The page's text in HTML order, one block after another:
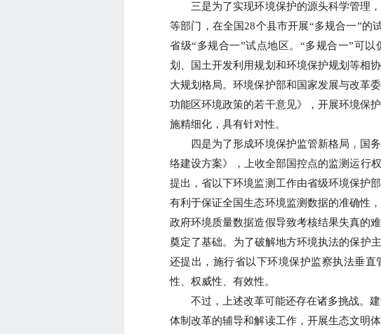
三是为了实现环境保护的源头科学管理，
等部门，在全国28个县市开展“多规合一”的
省级“多规合一”试点地区。“多规合一”可
划、国土开发利用规划和环境保护规划等相
大规划格局。环境保护部和国家发展与改革
功能区环境政策的若干意见》，开展环境保
施精细化，具有针对性。
四是为了形成环境保护监管新格局，国务
络建设方案》，上收全部国控点的监测运行
提出，省以下环境监测工作由省级环境保护
有利于保证全国生态环境监测数据的准确性
政府环境质量数据造假导致考核结果失真的
奠定了基础。为了破解地方环境执法的保护
还提出，施行省以下环境保护监察执法垂
性、权威性、有效性。
不过，上述改革可能还存在诸多挑战。建
体制改革的辅导和解读工作，开展生态文明